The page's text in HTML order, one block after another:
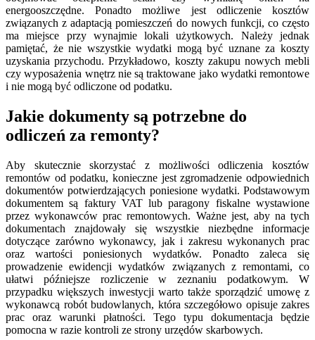
energooszczędne. Ponadto możliwe jest odliczenie kosztów
związanych z adaptacją pomieszczeń do nowych funkcji, co często
ma miejsce przy wynajmie lokali użytkowych. Należy jednak
pamiętać, że nie wszystkie wydatki mogą być uznane za koszty
uzyskania przychodu. Przykładowo, koszty zakupu nowych mebli
czy wyposażenia wnętrz nie są traktowane jako wydatki remontowe
i nie mogą być odliczone od podatku.
Jakie dokumenty są potrzebne do
odliczeń za remonty?
Aby skutecznie skorzystać z możliwości odliczenia kosztów
remontów od podatku, konieczne jest zgromadzenie odpowiednich
dokumentów potwierdzających poniesione wydatki. Podstawowym
dokumentem są faktury VAT lub paragony fiskalne wystawione
przez wykonawców prac remontowych. Ważne jest, aby na tych
dokumentach znajdowały się wszystkie niezbędne informacje
dotyczące zarówno wykonawcy, jak i zakresu wykonanych prac
oraz wartości poniesionych wydatków. Ponadto zaleca się
prowadzenie ewidencji wydatków związanych z remontami, co
ułatwi późniejsze rozliczenie w zeznaniu podatkowym. W
przypadku większych inwestycji warto także sporządzić umowę z
wykonawcą robót budowlanych, która szczegółowo opisuje zakres
prac oraz warunki płatności. Tego typu dokumentacja będzie
pomocna w razie kontroli ze strony urzędów skarbowych.